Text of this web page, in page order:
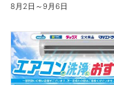
8月2日 ～9月6日